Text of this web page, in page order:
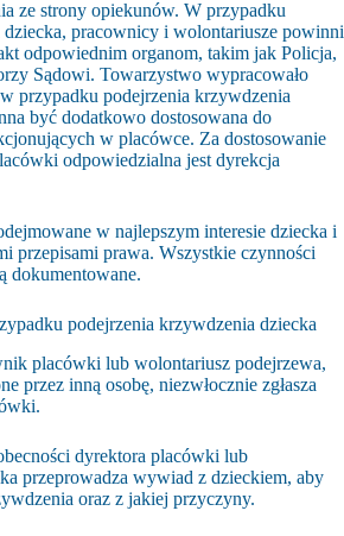
ze strony opiekunów. W przypadku
pracownicy i wolontariusze powinni
odpowiednim organom, takim jak Policja,
Sądowi. Towarzystwo wypracowało
przypadku podejrzenia krzywdzenia
być dodatkowo dostosowana do
w placówce. Za dostosowanie
odpowiedzialna jest dyrekcja
w najlepszym interesie dziecka i
przepisami prawa. Wszystkie czynności
dokumentowane.
podejrzenia krzywdzenia dziecka
placówki lub wolontariusz podejrzewa,
przez inną osobę, niezwłocznie zgłasza
dyrektora placówki lub
przeprowadza wywiad z dzieckiem, aby
oraz z jakiej przyczyny.